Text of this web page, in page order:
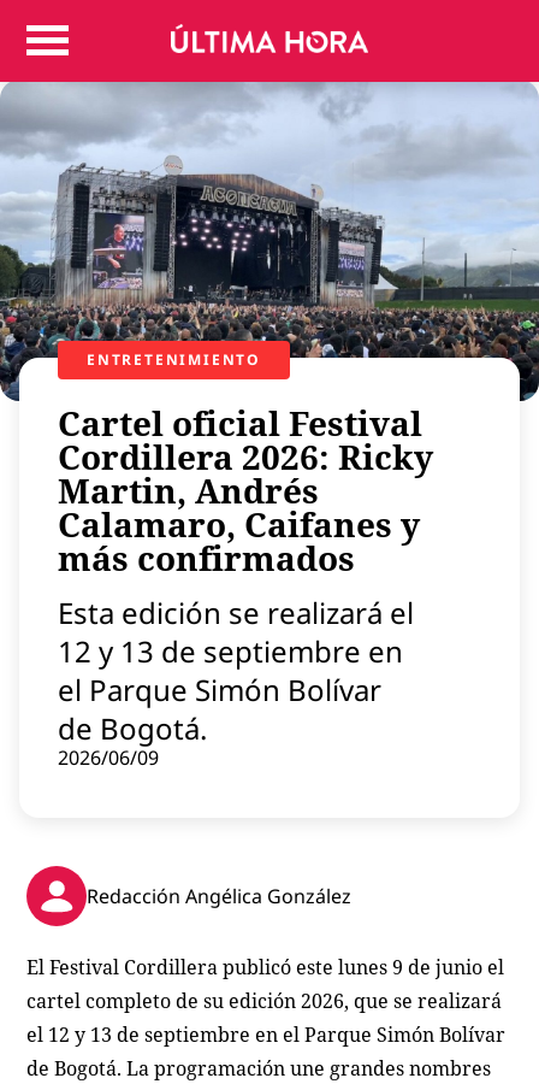
Colombia
Judicial
Politica
Regiones
Deportes
Positivas
Entretenimiento
Vida
Mundo
Más
Tecnología
Economía
Estilo de vida
Contenido patrocinado
ENTRETENIMIENTO
Cartel oficial Festival
Cordillera 2026: Ricky
Martin, Andrés
Calamaro, Caifanes y
más confirmados
Esta edición se realizará el
12 y 13 de septiembre en
el Parque Simón Bolívar
de Bogotá.
2026/06/09
Redacción Angélica González
El Festival Cordillera publicó este lunes 9 de junio el
cartel completo de su edición 2026, que se realizará
el 12 y 13 de septiembre en el Parque Simón Bolívar
de Bogotá. La programación une grandes nombres